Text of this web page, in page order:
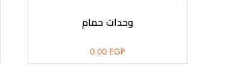
وحدات حمام
0.00 EGP